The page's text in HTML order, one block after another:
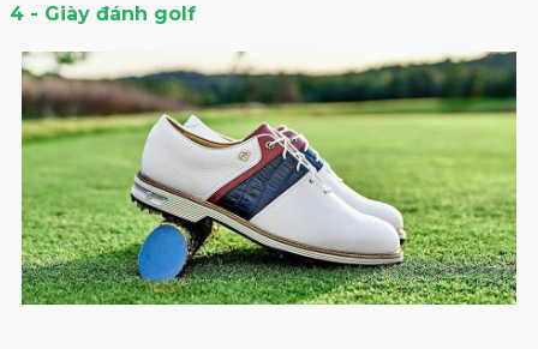
4 - Giày đánh golf